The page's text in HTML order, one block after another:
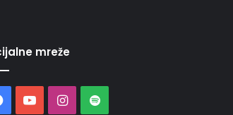
mreže
Facebook
YouTubeInstagram
Spotify